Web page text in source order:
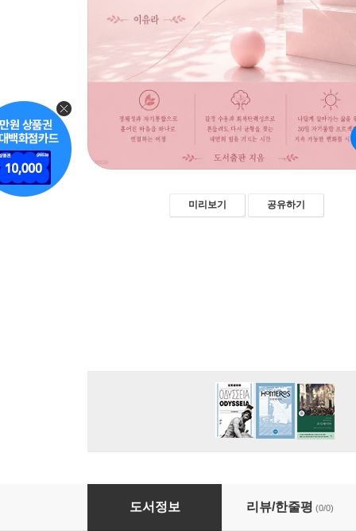
미리보기 공유하기
흔들리지 않는 내면의 사계절
도서정보 리뷰/한줄평 (0/0)